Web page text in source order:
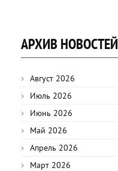
АРХИВ НОВОСТЕЙ
Август 2026
Июль 2026
Июнь 2026
Май 2026
Апрель 2026
Март 2026